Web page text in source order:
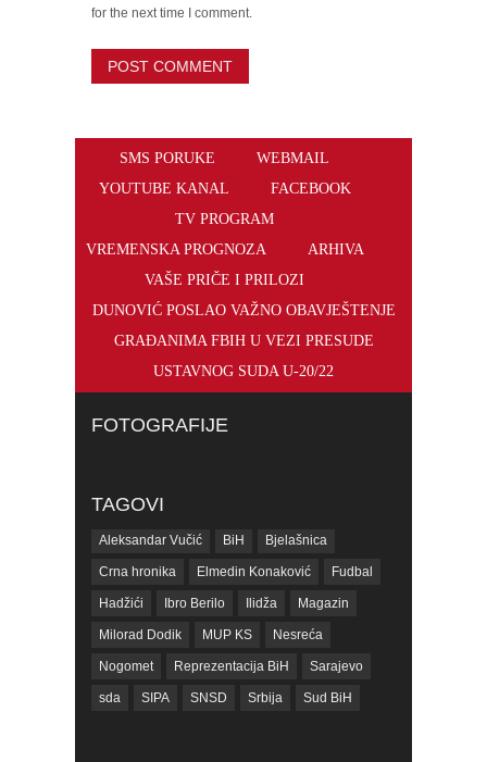
for the next time I comment.
SMS PORUKE
WEBMAIL
YOUTUBE KANAL
FACEBOOK
TV PROGRAM
VREMENSKA PROGNOZA
ARHIVA
VAŠE PRIČE I PRILOZI
DUNOVIĆ POSLAO VAŽNO OBAVJEŠTENJE
GRAĐANIMA FBIH U VEZI PRESUDE
USTAVNOG SUDA U-20/22
FOTOGRAFIJE
TAGOVI
Aleksandar Vučić BiH Bjelašnica
Crna hronika Elmedin Konaković Fudbal
Hadžići Ibro Berilo Ilidža Magazin
Milorad Dodik MUP KS Nesreća
Nogomet Reprezentacija BiH Sarajevo
sda SIPA SNSD Srbija Sud BiH